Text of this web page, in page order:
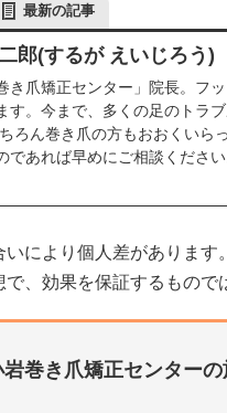
最新の記事
郎(するが えいじろう)
き爪矯正センター」院長。フ
す。今まで、多くの足のトラ
ろん巻き爪の方もおおくいら
であれば早めにご相談くださ
により個人差があります。
、効果を保証するもので
岩巻き爪矯正センター